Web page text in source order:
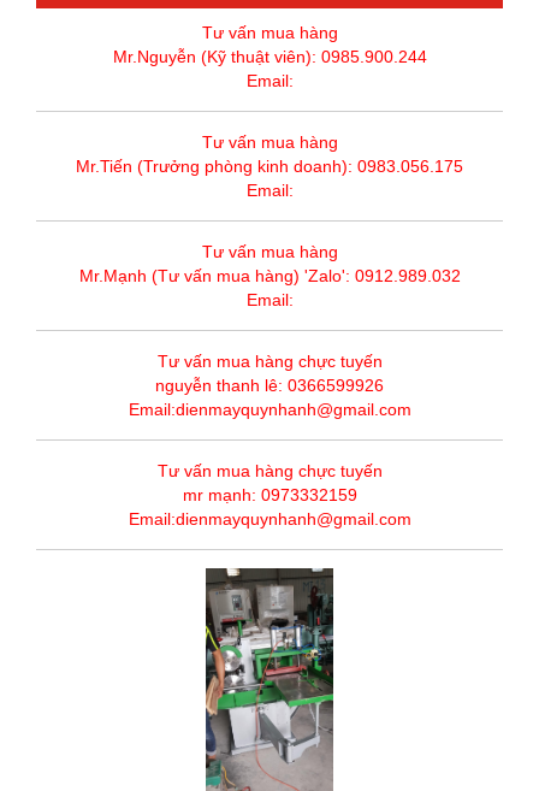
Tư vấn mua hàng
Mr.Nguyễn (Kỹ thuật viên): 0985.900.244
Email:
Tư vấn mua hàng
Mr.Tiến (Trưởng phòng kinh doanh): 0983.056.175
Email:
Tư vấn mua hàng
Mr.Mạnh (Tư vấn mua hàng) 'Zalo': 0912.989.032
Email:
Tư vấn mua hàng chực tuyến
nguyễn thanh lê: 0366599926
Email:dienmayquynhanh@gmail.com
Tư vấn mua hàng chực tuyến
mr mạnh: 0973332159
Email:dienmayquynhanh@gmail.com